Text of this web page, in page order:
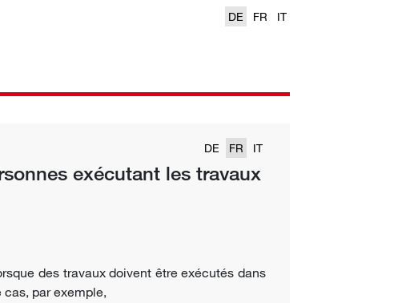
DE FR IT
DE FR IT
exécutant les travaux
des travaux doivent être exécutés dans
par exemple,